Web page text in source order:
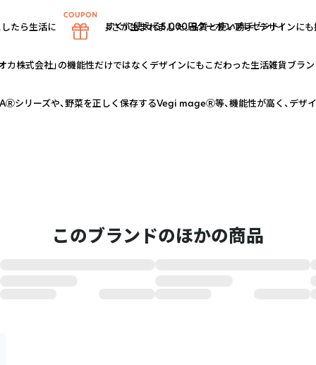
ら生活に新たな心地よさが生まれました。品質と使い勝手、デザインにも
カ株式会社」の機能性だけではなくデザインにもこだわった生活雑貨ブラン
シリーズや、野菜を正しく保存するVegi mageⓇ等、機能性が高く、デザ
このブランドのほかの商品
すぐに使える5,000円クーポンプレゼント！